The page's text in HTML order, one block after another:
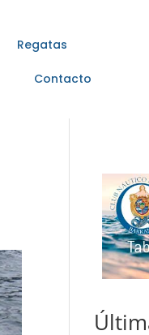
Regatas
Contacto